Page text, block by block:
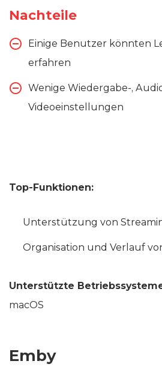
Nachteile
Einige Benutzer könnten
erfahren
Wenige Wiedergabe-,
Videoeinstellungen
Top-Funktionen:
Unterstützung von
Organisation und Verlauf
Unterstützte
macOS
Emby